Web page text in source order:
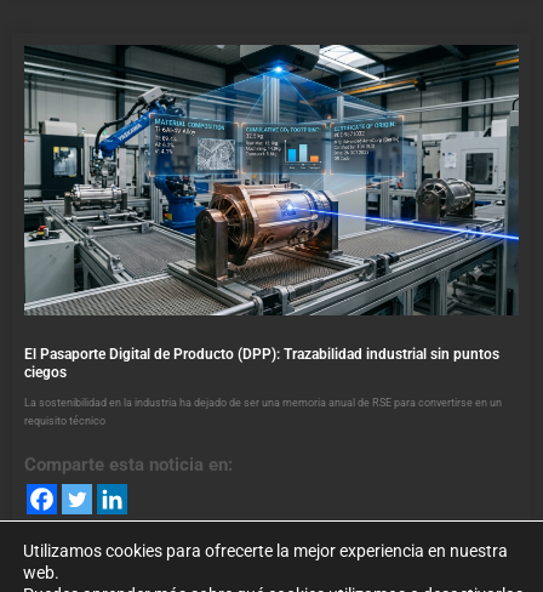
El Pasaporte Digital de Producto (DPP): Trazabilidad industrial sin puntos
ciegos
La sostenibilidad en la industria ha dejado de ser una memoria anual de RSE para convertirse en un
requisito técnico
Comparte esta noticia en:
Utilizamos cookies para ofrecerte la mejor experiencia en nuestra
web.